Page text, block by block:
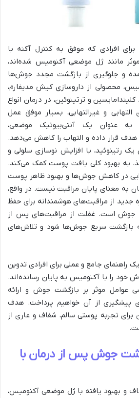
افرادی که موفق به کنترل آکنه با
مانند ژل موضعی آکنومیس شده‌اند،
و جلوگیری از بازگشت مجدد جوش‌ها
محصولی از داروسازی کیش مدیفارم،
و ترتینوئین، در درمان انواع
التهابی و غیرالتهابی، بسیار موفق عمل
به عنوان یک آنتی‌بیوتیک موضعی،
هدف قرار داده و التهاب را کاهش می‌دهد.
یک رتینوئید، با افزایش نوسازی سلولی و
به بهبود کلی بافت پوست کمک می‌کند.
در کاهش جوش‌ها و بهبود ظاهر پوست
به معنای پایان مراقبت نیست. در واقع،
جدید از مراقبت‌های هوشمندانه برای حفظ
جوش است. غفلت از مراقبت‌های پس از
بازگشت سریع جوش‌ها شود و تلاش‌های
راهنمای جامع و عملی برای افرادی تدوین
را با آکنومیس به پایان رسانده‌اند.
عوامل موثر بر بازگشت جوش و ارائه
پیشگیری از آن خواهیم پرداخت. هدف
برای تجربه پوستی سالم، شفاف و عاری از
جوش پس از درمان با
و بهبود یافته با ژل موضعی آکنومیس،